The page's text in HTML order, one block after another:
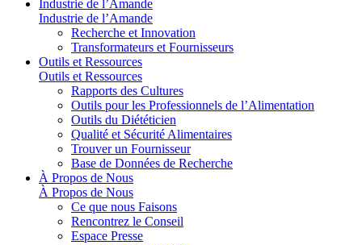
Industrie de l’Amande
Industrie de l’Amande
Recherche et Innovation
Transformateurs et Fournisseurs
Outils et Ressources
Outils et Ressources
Rapports des Cultures
Outils pour les Professionnels de l’Alimentation
Outils du Diététicien
Qualité et Sécurité Alimentaires
Trouver un Fournisseur
Base de Données de Recherche
À Propos de Nous
À Propos de Nous
Ce que nous Faisons
Rencontrez le Conseil
Espace Presse